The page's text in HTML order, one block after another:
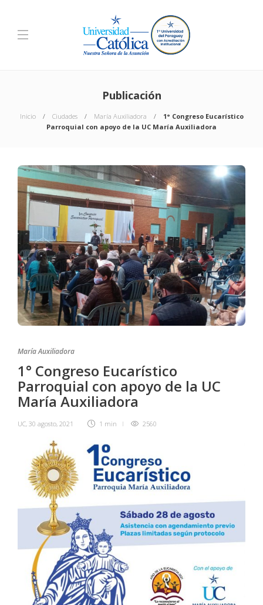
Publicación
Inicio Ciudades María Auxiliadora
1° Congreso Eucarístico
Parroquial con apoyo de la UC María Auxiliadora
María Auxiliadora
1° Congreso Eucarístico
Parroquial con apoyo de la UC
María Auxiliadora
UC, 30 agosto, 2021 1 min 2560